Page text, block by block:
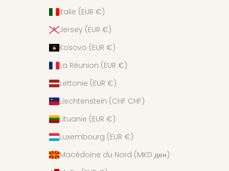
Italie (EUR €)
Jersey (EUR €)
Kosovo (EUR €)
La Réunion (EUR €)
Lettonie (EUR €)
Liechtenstein (CHF CHF)
Lituanie (EUR €)
Luxembourg (EUR €)
Macédoine du Nord (MKD ден)